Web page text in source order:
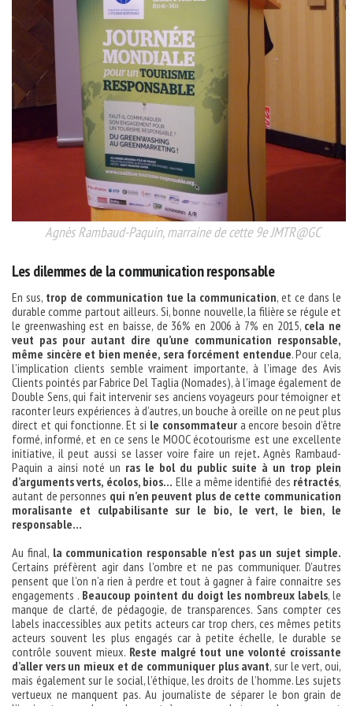
Agnès Rambaud-Paquin, marraine de cette 9e JMTR@GC
Les dilemmes de la communication responsable
En sus, trop de communication tue la communication, et ce dans le
durable comme partout ailleurs. Si, bonne nouvelle, la filière se régule et
le greenwashing est en baisse, de 36% en 2006 à 7% en 2015, cela ne
veut pas pour autant dire qu’une communication responsable,
même sincère et bien menée, sera forcément entendue. Pour cela,
l’implication clients semble vraiment importante, à l’image des Avis
Clients pointés par Fabrice Del Taglia (Nomades), à l’image également de
Double Sens, qui fait intervenir ses anciens voyageurs pour témoigner et
raconter leurs expériences à d’autres, un bouche à oreille on ne peut plus
direct et qui fonctionne. Et si le consommateura encore besoin d’être
formé, informé, et en ce sens le MOOC écotourisme est une excellente
initiative, il peut aussi se lasser voire faire un rejet.Agnès Rambaud-
Paquin a ainsi noté un ras le bol du public suite à un trop plein
d’arguments verts, écolos, bios… Elle a même identifié des rétractés,
autant de personnes qui n’en peuvent plus de cette communication
moralisante et culpabilisante sur le bio, le vert, le bien, le
responsable…
Au final, la communication responsable n’est pas un sujet simple.
Certains préfèrent agir dans l’ombre et ne pas communiquer. D’autres
pensent que l’on n’a rien à perdre et tout à gagner à faire connaitre ses
engagements . Beaucoup pointent du doigt les nombreux labels, le
manque de clarté, de pédagogie, de transparences. Sans compter ces
labels inaccessibles aux petits acteurs car trop chers, ces mêmes petits
acteurs souvent les plus engagés car à petite échelle, le durable se
contrôle souvent mieux. Reste malgré tout une volonté croissante
d’aller vers un mieux et de communiquer plus avant, sur le vert, oui,
mais également sur le social, l’éthique, les droits de l’homme. Les sujets
vertueux ne manquent pas. Au journaliste de séparer le bon grain de